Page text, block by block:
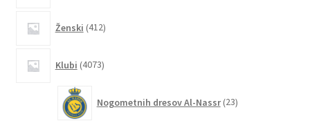
Ženski 412izdelkov
Klubi 4073izdelkov
Nogometnih dresov Al-Nassr 23izdelkov